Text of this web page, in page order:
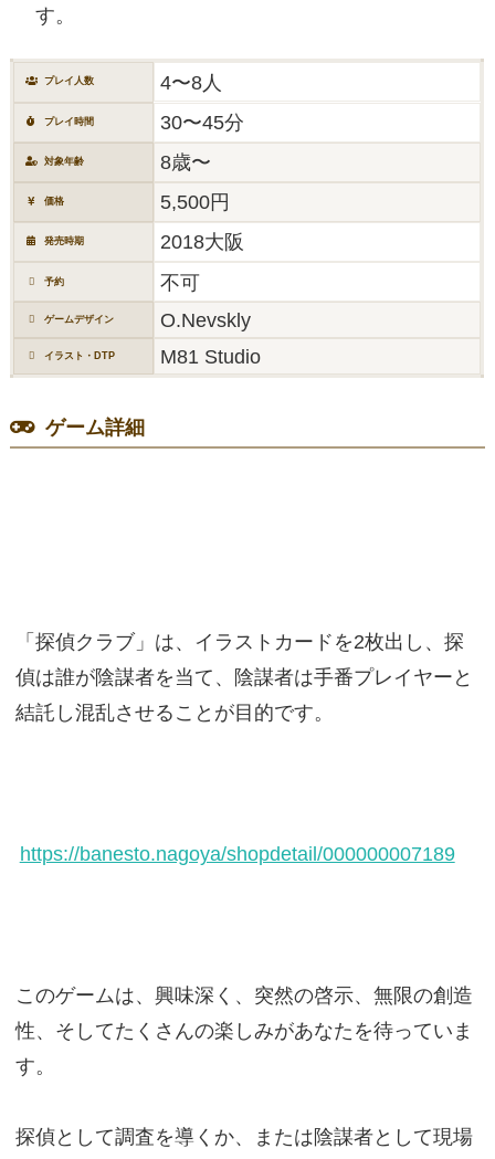
す。
プレイ人数 4〜8人
プレイ時間 30〜45分
対象年齢 8歳〜
価格 5,500円
発売時期 2018大阪
予約 不可
ゲームデザイン O.Nevskly
イラスト・DTP M81 Studio
ゲーム詳細
「探偵クラブ」は、イラストカードを2枚出し、探
偵は誰が陰謀者を当て、陰謀者は手番プレイヤーと
結託し混乱させることが目的です。
https://banesto.nagoya/shopdetail/000000007189
このゲームは、興味深く、突然の啓示、無限の創造
性、そしてたくさんの楽しみがあなたを待っていま
す。
探偵として調査を導くか、または陰謀者として現場